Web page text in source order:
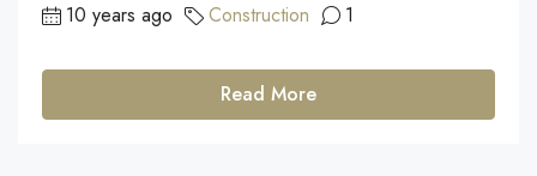
10 years ago Construction 1
Read More